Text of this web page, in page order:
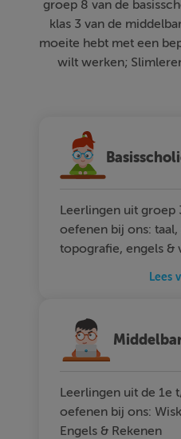
groep 8 van de
klas 3 van de
moeite hebt met een
wilt werken;
Leerlingen uit groep
oefenen bij ons:
topografie, engels &
Lees
Leerlingen uit de 1e
oefenen bij ons:
Engels & Rekenen